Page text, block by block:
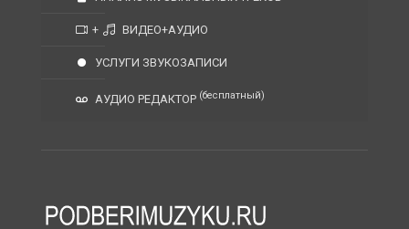
+ ВИДЕО+АУДИО
УСЛУГИ ЗВУКОЗАПИСИ
АУДИО РЕДАКТОР (бесплатный)